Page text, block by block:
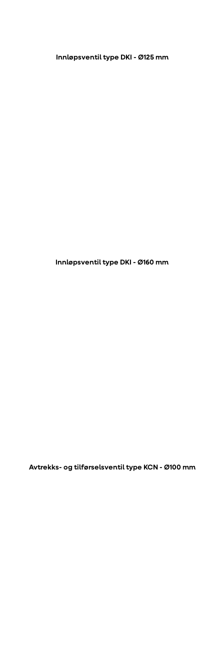
Innløpsventil type DKI - Ø125 mm
Innløpsventil type DKI - Ø160 mm
Avtrekks- og tilførselsventil type KCN - Ø100 mm